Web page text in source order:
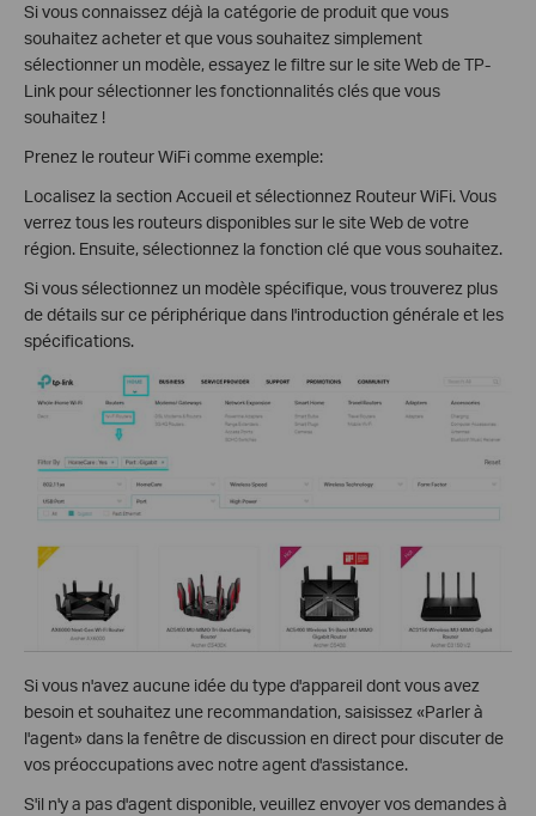
Si vous connaissez déjà la catégorie de produit que vous
souhaitez acheter et que vous souhaitez simplement
sélectionner un modèle, essayez le filtre sur le site Web de TP-
Link pour sélectionner les fonctionnalités clés que vous
souhaitez !
Prenez le routeur WiFi comme exemple:
Localisez la section Accueil et sélectionnez Routeur WiFi. Vous
verrez tous les routeurs disponibles sur le site Web de votre
région. Ensuite, sélectionnez la fonction clé que vous souhaitez.
Si vous sélectionnez un modèle spécifique, vous trouverez plus
de détails sur ce périphérique dans l'introduction générale et les
spécifications.
Si vous n'avez aucune idée du type d'appareil dont vous avez
besoin et souhaitez une recommandation, saisissez «Parler à
l'agent» dans la fenêtre de discussion en direct pour discuter de
vos préoccupations avec notre agent d'assistance.
S'il n'y a pas d'agent disponible, veuillez envoyer vos demandes à